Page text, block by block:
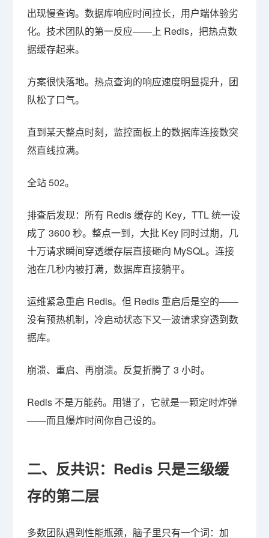
出现慢查询。数据库响应时间拉长，用户端体验劣
化。技术团队的第一反应——上 Redis，把热点数
据缓存起来。
方案很快落地。热点查询的响应速度明显提升，团
队松了口气。
直到某天整点时刻，监控面板上的数据库连接数突
然直线拉满。
全站 502。
排查后发现：所有 Redis 缓存的 Key，TTL 统一设
成了 3600 秒。整点一到，大批 Key 同时过期，几
十万请求瞬间穿透缓存层直接砸向 MySQL。连接
池在几秒内被打满，数据库直接躺平。
运维紧急重启 Redis。但 Redis 重启后是空的——
没有预热机制，冷启动状态下又一波请求穿透到数
据库。
崩溃、重启、再崩溃。反复折腾了 3 小时。
Redis 不是万能药。用错了，它就是一颗定时炸弹
——而且爆炸时间你自己设的。
二、反共识：Redis 只是三级缓
存的第二层
多数团队遇到性能瓶颈，脑子里只有一个词：加